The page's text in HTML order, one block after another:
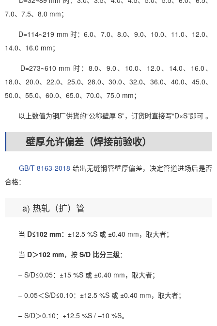
7.0、7.5、8.0 mm；
D=114~219 mm 时：6.0、7.0、8.0、9.0、10.0、11.0、12.0、
14.0、16.0 mm；
D=273~610 mm 时：8.0、9.0、10.0、12.0、14.0、16.0、
18.0、20.0、22.0、25.0、28.0、30.0、32.0、36.0、40.0、45.0、
50.0、55.0、60.0、65.0、70.0、75.0 mm；
以上数值为钢厂供货的“公称壁厚 S”，订货时直接写“D×S”即可 。
壁厚允许偏差（焊接前验收）
GB/T 8163-2018 给出无缝钢管壁厚偏差，决定管道进场后是否
合格：
a) 热轧（扩）管
当 D≤102 mm： ±12.5 %S 或 ±0.40 mm，取大者；
当 D＞102 mm，按 S/D 比分三级：
– S/D≤0.05：±15 %S 或 ±0.40 mm，取大者；
– 0.05＜S/D≤0.10：±12.5 %S 或 ±0.40 mm，取大者；
– S/D＞0.10：+12.5 %S / –10 %S。